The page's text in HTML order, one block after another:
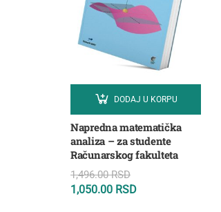
Napredna matematička
analiza – za studente
Računarskog fakulteta
1,496.00RSD
1,050.00 RSD
DODAJ U KORPU